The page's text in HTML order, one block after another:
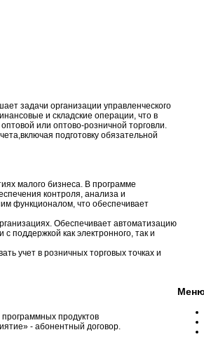
задачи организации управленческого
и складские операции, что в
или оптово-розничной торговли.
подготовку обязательной
малого бизнеса. В программе
контроля, анализа и
функционалом, что обеспечивает
Обеспечивает автоматизацию
поддержкой как электронного, так и
учет в розничных торговых точках и
продуктов
- абонентный договор.